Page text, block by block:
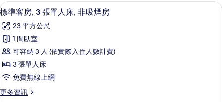
人
床,
非
吸
煙
房
的
1
標
準
雙
人
床,
非
吸
煙
顯
示
標
準
客
房,
張
標準客房, 3 張單人床, 非吸煙房 | 客
6
標準客房, 3 張單人床, 非吸煙房
23 平方公尺
1 間臥室
可容納 3 人 (依實際入住人數計費)
3 張單人床
免費無線上網
更多資訊
更